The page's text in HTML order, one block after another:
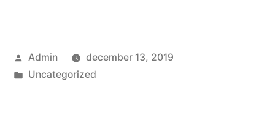
Szerző:
Admin
december 13, 2019
Kategória:
Uncategorized